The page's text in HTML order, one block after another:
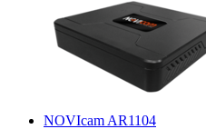
NOVIcam AR1104